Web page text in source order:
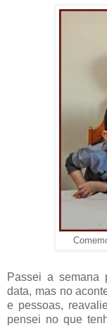
Passei a semana
data, mas no
e pessoas,
pensei no que